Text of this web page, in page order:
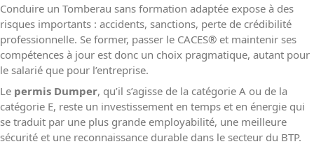
Conduire un Tomberau sans formation adaptée expose à des
risques importants : accidents, sanctions, perte de crédibilité
professionnelle. Se former, passer le CACES® et maintenir ses
compétences à jour est donc un choix pragmatique, autant pour
le salarié que pour l’entreprise.
Le permis Dumper, qu’il s’agisse de la catégorie A ou de la
catégorie E, reste un investissement en temps et en énergie qui
se traduit par une plus grande employabilité, une meilleure
sécurité et une reconnaissance durable dans le secteur du BTP.